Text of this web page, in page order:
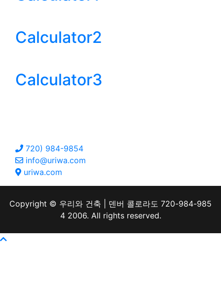
Calculator2
Calculator3
720) 984-9854
info@uriwa.com
uriwa.com
Copyright © 우리와 건축 | 덴버 콜로라도 720-984-985
4 2006. All rights reserved.